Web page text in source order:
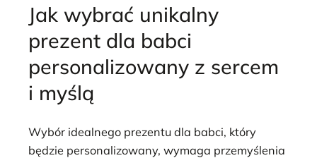
Jak wybrać unikalny
prezent dla babci
personalizowany z sercem
i myślą
Wybór idealnego prezentu dla babci, który
będzie personalizowany, wymaga przemyślenia